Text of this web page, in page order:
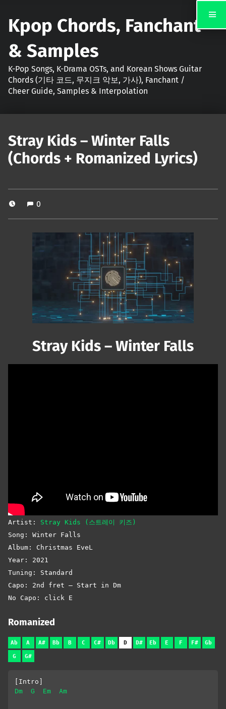
Kpop Chords, Fanchant
& Samples
K-Pop Songs, K-Drama OSTs, and Korean Shows Guitar
Chords (기타 코드, 무지크 악보, 가사), Fanchant /
Cheer Guide, Samples & Interpolation
Stray Kids – Winter Falls
(Chords + Romanized Lyrics)
0
00:00 01:31
Stray Kids – Winter Falls
Artist: Stray Kids (스트레이 키즈)
Song: Winter Falls
Album: Christmas EveL
Year: 2021
Tuning: Standard
Capo: 2nd fret – Start in Dm
No Capo: click E
Romanized
Ab A A# Bb B C C# Db D D# Eb E F F# Gb
G G#
[Intro]
Dm
G Em Am